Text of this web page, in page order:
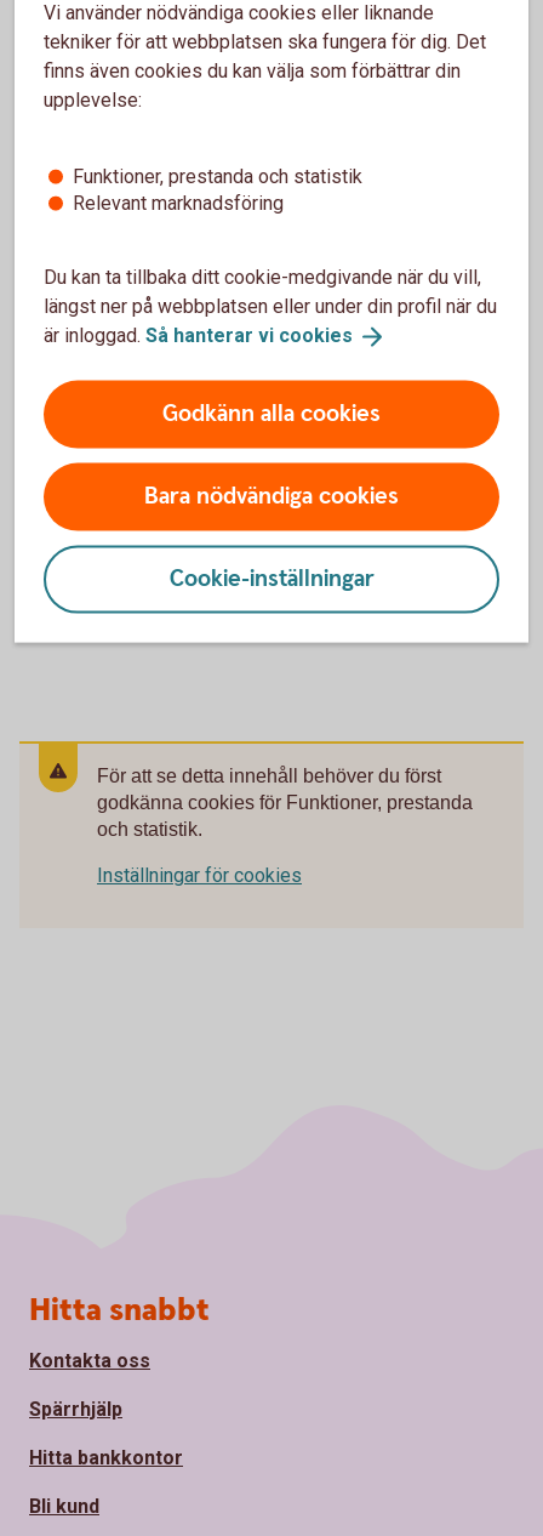
Betala resan med Betalkort Företag
Behöver jag ytterligare försäkring?
försäkringsskydd i form av exempelvis en reseförsäkring.
Om du inte har ett reseskydd i din hemförsäkring bör du
teckna en separat reseförsäkring.
Kontakta Trygg-Hansa
Frågor om försäkringen och vid anmälan av skada klicka på
respektive kort för kontaktuppgifter.
För att se detta innehåll behöver du först
godkänna cookies för Funktioner, prestanda
och statistik.
Inställningar för cookies
Vi använder nödvändiga cookies eller liknande
tekniker för att webbplatsen ska fungera för dig. Det
finns även cookies du kan välja som förbättrar din
upplevelse:
Funktioner, prestanda och statistik
Relevant marknadsföring
Du kan ta tillbaka ditt cookie-medgivande när du vill,
längst ner på webbplatsen eller under din profil när du
är inloggad. Så hanterar vi cookies
Godkänn alla cookies
Bara nödvändiga cookies
Cookie-inställningar
Sidfot
Hitta snabbt
Kontakta oss
Spärrhjälp
Hitta bankkontor
Bli kund